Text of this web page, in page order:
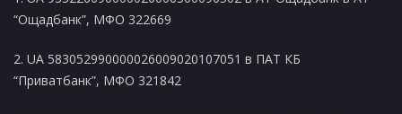
“Ощадбанк”, МФО 322669
2. UA 583052990000026009020107051 в ПАТ КБ
“Приватбанк”, МФО 321842